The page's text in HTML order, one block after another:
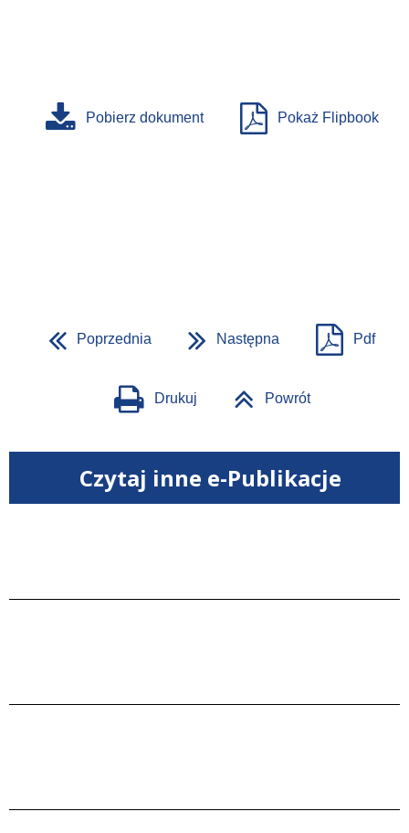
Pobierz dokument Pokaż Flipbook
Poprzednia Następna Pdf
Drukuj Powrót
Czytaj inne e-Publikacje